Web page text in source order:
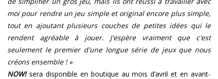
moi pour rendre un jeu simple et original encore plus simple,
tout en ajoutant plusieurs couches de petites idées qui le
rendent agréable à jouer. J'espère vraiment que c'est
seulement le premier d'une longue série de jeux que nous
créons ensemble ! »
NOW!sera disponible en boutique au mois d’avril et en avant-